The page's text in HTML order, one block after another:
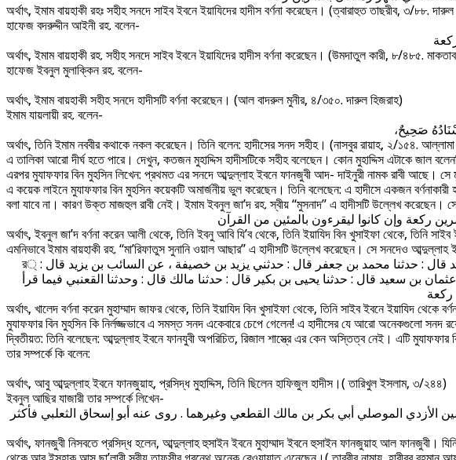
অর্থাৎ, ইমাম বায়হাকী রহঃ সহীহ সনদে সাইব ইবনে ইয়াযিদের হাদীস বর্ণনা করেছেন। (ত্বারাহুত তাছরীব, ৩/৮৮.
হাফেজ বদরুদ্দীন আইনী রহ. বলেন-
অর্থাৎ, ইমাম বায়হাকী রহ. সহীহ সনদে সাইব ইবনে ইয়াযিদের হাদীস বর্ণনা করেছেন। (উমদাতুল কারী, ৮/৪৮৫.
হাফেজ ইবনুল মুলাক্কিন রহ. বলেন-
অর্থাৎ, ইমাম বায়হাকী সহীহ সনদে হাদীসটি বর্ণনা করেছেন। (আল বাদরুল মুনীর, ৪/৩৫০. দারুল হিজরাহ)
ইমাম যায়লায়ী রহ. বলেন-
অর্থাৎ, তিনি ইমাম নববীর কথাকে নকল করেছেন। তিনি বলেন: হাদীসের সনদ সহীহ। (নাসবুর রায়াহ, ২/১৫৪.
এ তালিকা আরো দীর্ঘ হতে পারে। দেখুন, কতজন মুহাদ্দিস হাদীসটিকে সহীহ বলেছেন। কোন মুহাদ্দিস এটাকে জাল
এরপর মুযাফফার বিন মুহসিন লিখেন: প্রথমত এর সনদে আব্দুল্লাহ ইবনে ফানজুবী আদ- দাইনুরী নামক রাবী আছে। সে
এ কয়েক লাইনে মুযাফফার বিন মুহসিন কয়েকটি অমার্জনীয় ভুল করেছেন। তিনি বলেছেন: এ হাদীসে একজন
বলা যাবে না। কারণ উক্ত মাজহুল রাবী নেই। ইমাম ইবনুল জা’দ রহ. স্বীয় “মুসনাদ” এ হাদীসটি উল্লেখ করেছেন।
ركعة وإن كانوا ليقرءون بالمئين من القرآن
অর্থাৎ, ইবনুল জা’দ বর্ণনা করেন আলী থেকে, তিনি ইবনু আবি যি’ব থেকে, তিনি ইয়াযিদ বিন খুসাইফা থেকে, তিনি
এমনিভাবে ইমাম বায়হাকী রহ. “মা’রিফাতুস সুনানি ওয়াল আছার” এ হাদীসটি উল্লেখ করেছেন। সে সনদেও আব্দুল্লাহ
أخبرنا أبو طاهر الفقيه قال : أخبرنا أبو عثمان البصري قال : حدثنا أبو أحمد محمد بن عبد الوهاب قال : أخبرنا خالد بن مخلد قال : حدثنا محمد بن جعفر قال : حدثني يزيد بن خصيفة ، عن السائب بن يزيد قال : ্র
بن سعيد قال : حدثنا يحيى بن بكير قال : حدثنا مالك قال : وحدثنا القعنبي فيما قرأ
অর্থাৎ, খালেদ বর্ণনা করেন মুহাম্মাদ জাফর থেকে, তিনি ইয়াযিদ বিন খুসাইফা থেকে, তিনি সাইব ইবনে ইয়াযিদ থেকে
মুযাফফার বিন মুহসিন কি নির্লজ্জভাবে এ সমস্ত সনদ একেবারে চেপে গেলেন! এ হাদীসের যে আরো অনেকগুলো সনদ
দ্বিতীয়ত: তিনি বলেছেন: আব্দুল্লাহ ইবনে ফানযুবী অপরিচিত, রিজাল শাস্ত্রে এর কেন অস্তিত্ব নেই। এটি মুযাফফার
তার সম্পর্কে কি বলেন:
অর্থাৎ, আবু আব্দুল্লাহ ইবনে ফানজুয়াহ, প্রসিদ্ধ মুহাদ্দিস, তিনি ছিলেন হাফিজুল হাদীস।( তারিখুল ইসলাম, ৩/২৪৪)
ইবনুল আছির যাজারী তার সম্পর্কে লিখেন-
الموصلي أبي بكر بن مالك القطعي وغيرهما . روى عنه أبو إسحاق الثعلبي فأكثر
অর্থাৎ, ফানজুবী নিসবতে প্রসিদ্ধ হলেন, আব্দুল্লাহ হুসাইন ইবনে মুহাম্মাদ ইবনে হুসাইন ফানজুয়াহ আল